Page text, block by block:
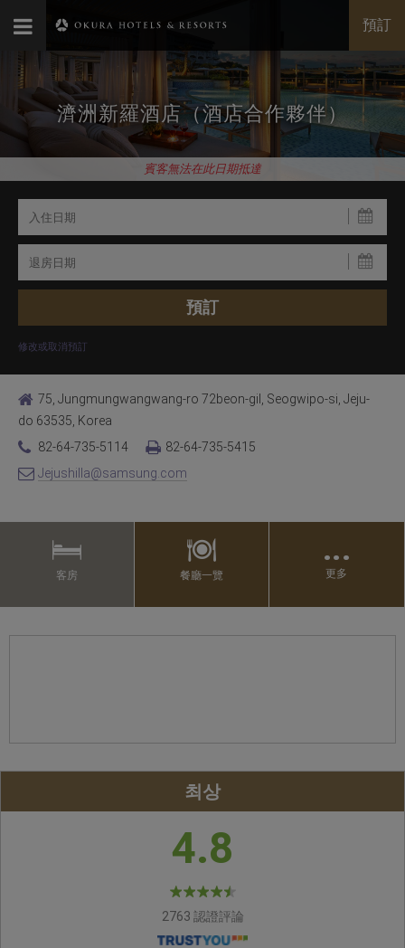
預訂
濟洲新羅酒店（酒店合作夥伴）
賓客無法在此日期抵達
修改或取消預訂
75, Jungmungwangwang-ro 72beon-gil, Seogwipo-si, Jeju-
do 63535, Korea
82-64-735-5114
82-64-735-5415
Jejushilla@samsung.com
客房 餐廳一覽
…
更多
최상
4.8
2763 認證評論